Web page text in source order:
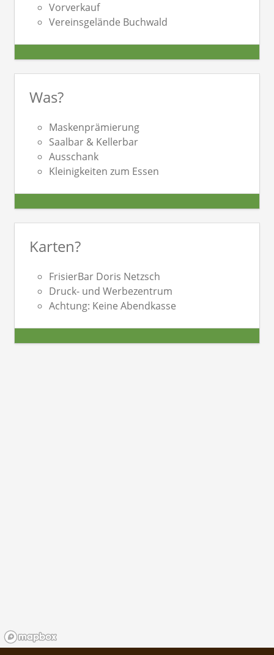
Vorverkauf
Vereinsgelände Buchwald
Was?
Maskenprämierung
Saalbar & Kellerbar
Ausschank
Kleinigkeiten zum Essen
Karten?
FrisierBar Doris Netzsch
Druck- und Werbezentrum
Achtung: Keine Abendkasse